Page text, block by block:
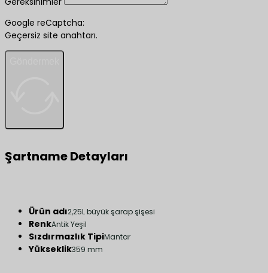
Google reCaptcha:
Geçersiz site anahtarı.
Şartname Detayları
Ürün adı2,25L büyük şarap şişesi
RenkAntik Yeşil
Sızdırmazlık TipiMantar
Yükseklik359 mm